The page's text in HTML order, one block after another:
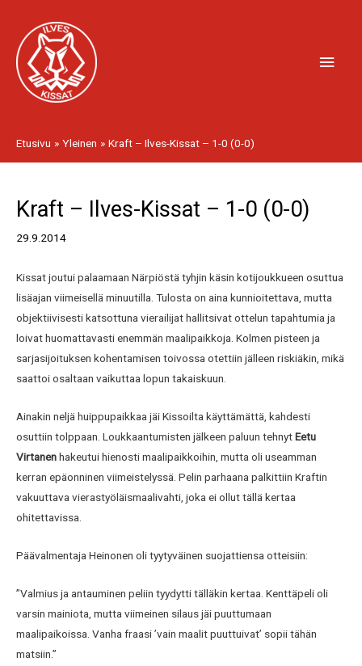
sisältöön
Etusivu Yleinen Kraft – Ilves-Kissat – 1-0 (0-0)
Kraft – Ilves-Kissat – 1-0 (0-0)
29.9.2014
Kissat joutui palaamaan Närpiöstä tyhjin käsin kotijoukkueen osuttua
lisäajan viimeisellä minuutilla. Tulosta on aina kunnioitettava, mutta
objektiivisesti katsottuna vierailijat hallitsivat ottelun tapahtumia ja
loivat huomattavasti enemmän maalipaikkoja. Kolmen pisteen ja
sarjasijoituksen kohentamisen toivossa otettiin jälleen riskiäkin, mikä
saattoi osaltaan vaikuttaa lopun takaiskuun.
Ainakin neljä huippupaikkaa jäi Kissoilta käyttämättä, kahdesti
osuttiin tolppaan. Loukkaantumisten jälkeen paluun tehnytEetu
Virtanenhakeutui hienosti maalipaikkoihin, mutta oli useamman
kerran epäonninen viimeistelyssä. Pelin parhaana palkittiin Kraftin
vakuuttava vierastyöläismaalivahti, joka ei ollut tällä kertaa
ohitettavissa.
Päävalmentaja Heinonen oli tyytyväinen suojattiensa otteisiin:
”Valmius ja antauminen peliin tyydytti tälläkin kertaa. Kenttäpeli oli
varsin mainiota, mutta viimeinen silaus jäi puuttumaan
maalipaikoissa. Vanha fraasi ’vain maalit puuttuivat’ sopii tähän
matsiin.”
selaus